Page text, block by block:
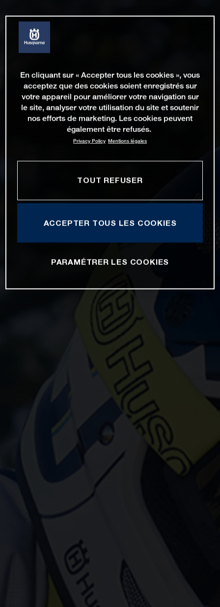
En cliquant sur « Accepter tous les cookies », vous
acceptez que des cookies soient enregistrés sur
votre appareil pour améliorer votre navigation sur
le site, analyser votre utilisation du site et soutenir
nos efforts de marketing. Les cookies peuvent
également être refusés.
Privacy Policy Mentions légales
TOUT REFUSER
ACCEPTER TOUS LES COOKIES
PARAMÉTRER LES COOKIES